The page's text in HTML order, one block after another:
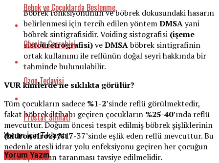
Böbrek fonksiyonunun ve böbrek dokusundaki hasarın
belirlenmesi için tercih edilen yöntemDMSAyani
böbrek sintigrafisidir. Voiding sistografisi (işeme
sistoüretrografisi)veDMSAböbrek sintigrafinin
ortak kullanımı ile reflünün doğal seyri hakkında bir
tahminde bulunulabilir.
VUR kimlerde ne sıklıkta görülür?
Tüm çocukların sadece %1-2’sinde reflü görülmektedir,
fakat böbrek iltihabı geçiren çocukların %25-40’ında reflü
mevcuttur. Doğum öncesi tespit edilmiş böbrek şişliklerinin
(hidronefroz)%17-37’sinde eşlik eden reflü mevcuttur. Bu
nedenle ateşli idrar yolu enfeksiyonu geçiren her çocuğun
reflü açısından taranması tavsiye edilmelidir.
Bebek ve Çocuklarda Beslenme
Obezite Cerrahisi
Ozon Tedavisi
Prostat Sıhhati
Yorum İçin Tıklayın
Yorum Yazın